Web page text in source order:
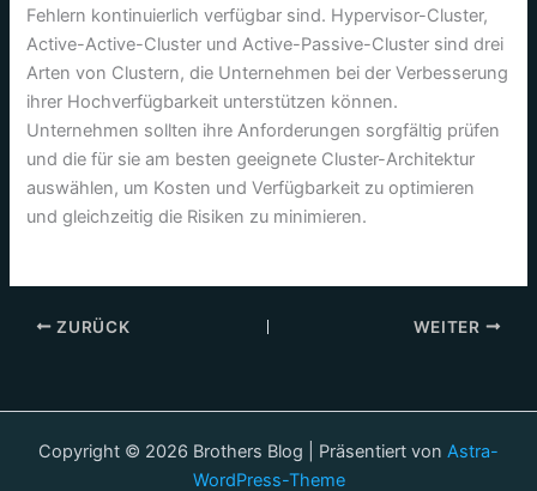
Fehlern kontinuierlich verfügbar sind. Hypervisor-Cluster,
Active-Active-Cluster und Active-Passive-Cluster sind drei
Arten von Clustern, die Unternehmen bei der Verbesserung
ihrer Hochverfügbarkeit unterstützen können.
Unternehmen sollten ihre Anforderungen sorgfältig prüfen
und die für sie am besten geeignete Cluster-Architektur
auswählen, um Kosten und Verfügbarkeit zu optimieren
und gleichzeitig die Risiken zu minimieren.
ZURÜCK WEITER
Copyright © 2026 Brothers Blog | Präsentiert von Astra-
WordPress-Theme